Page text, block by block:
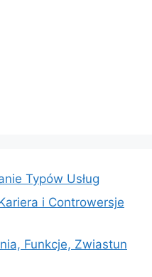
Typów Usług
i Controwersje
Funkcje, Zwiastun